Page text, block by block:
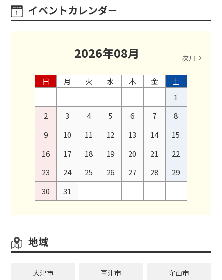
イベントカレンダー
2026年08月 次月
日 月 火 水 木 金
土
1
2
3 4 5 6 7
8
9
10 11 12 13 14
15
16
17 18 19 20 21
22
23
24 25 26 27 28
29
30
31
地域
大津市 草津市 守山市